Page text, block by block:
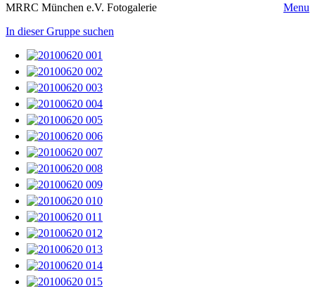
MRRC München e.V. Fotogalerie
Menu
In dieser Gruppe suchen